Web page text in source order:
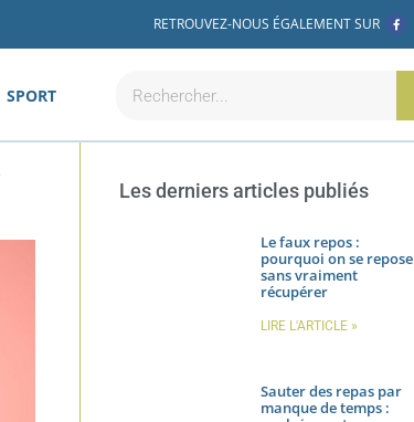
RETROUVEZ-NOUS ÉGALEMENT SUR
a
e
o
SPORT
Les derniers articles publiés
Le faux repos :
pourquoi on se repose
sans vraiment
récupérer
LIRE L'ARTICLE »
Sauter des repas par
manque de temps :